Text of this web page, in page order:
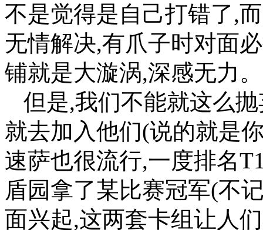
不是觉得是自己打错了,
无情解决,有爪子时对面
铺就是大漩涡,深感无力。
但是,我们不能就这么
就去加入他们(说的就是
速萨也很流行,一度排名
盾园拿了某比赛冠军(不
面兴起,这两套卡组让人